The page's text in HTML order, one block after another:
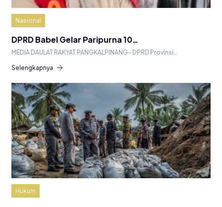
Nasional
DPRD Babel Gelar Paripurna 10…
MEDIA DAULAT RAKYAT PANGKALPINANG– DPRD Provinsi…
Selengkapnya
Hukum